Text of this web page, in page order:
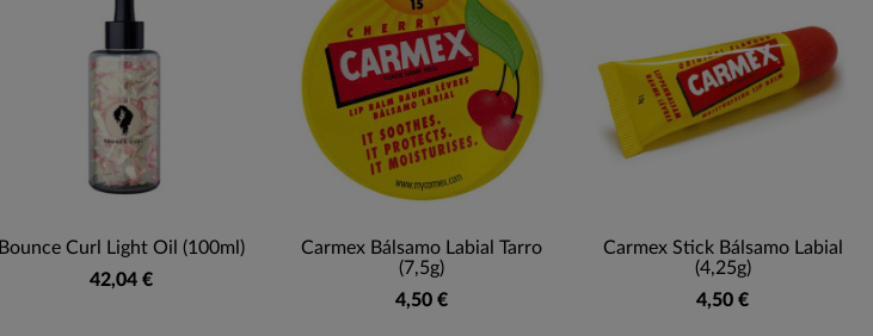
Bounce Curl Light Oil (100ml)
42,04 €
Carmex Bálsamo Labial Tarro
(7,5g)
4,50 €
Carmex Stick Bálsamo Labial
(4,25g)
4,50 €